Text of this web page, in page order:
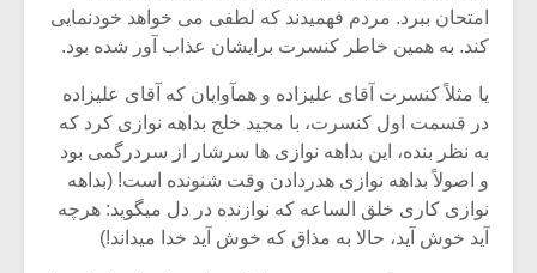
امتحان ببرد. مردم فهمیدند که لطفی می‏ خواهد خودنمایی
کند. به همین خاطر کنسرت برایشان عذاب‏ آور شده بود.
یا مثلاً کنسرت آقای علیزاده و هم‏آوایان که آقای علیزاده
در قسمت اول کنسرت، با مجید خلج بداهه نوازی کرد که
به نظر بنده، این بداهه نوازی ها سرشار از سردرگمی بود
و اصولاً بداهه ‏نوازی هدردادن وقت شنونده است! (بداهه
نوازی کاری خلق ‏الساعه که نوازنده در دل می‏گوید: هرچه
آید خوش آید، حالا به مذاق که خوش آید خدا می‏داند!)
میکلوش روژا موریس ژار